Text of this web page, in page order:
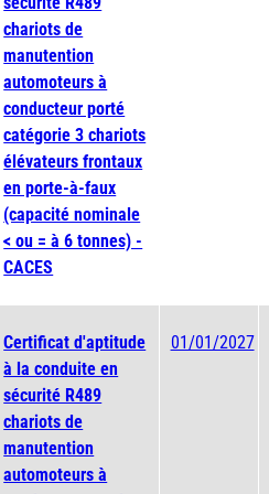
chariots de
manutention
automoteurs à
conducteur porté
catégorie 3 chariots
élévateurs frontaux
en porte-à-faux
(capacité nominale
< ou = à 6 tonnes) -
CACES
Certificat d'aptitude
à la conduite en
sécurité R489
chariots de
manutention
automoteurs à
01/01/2027